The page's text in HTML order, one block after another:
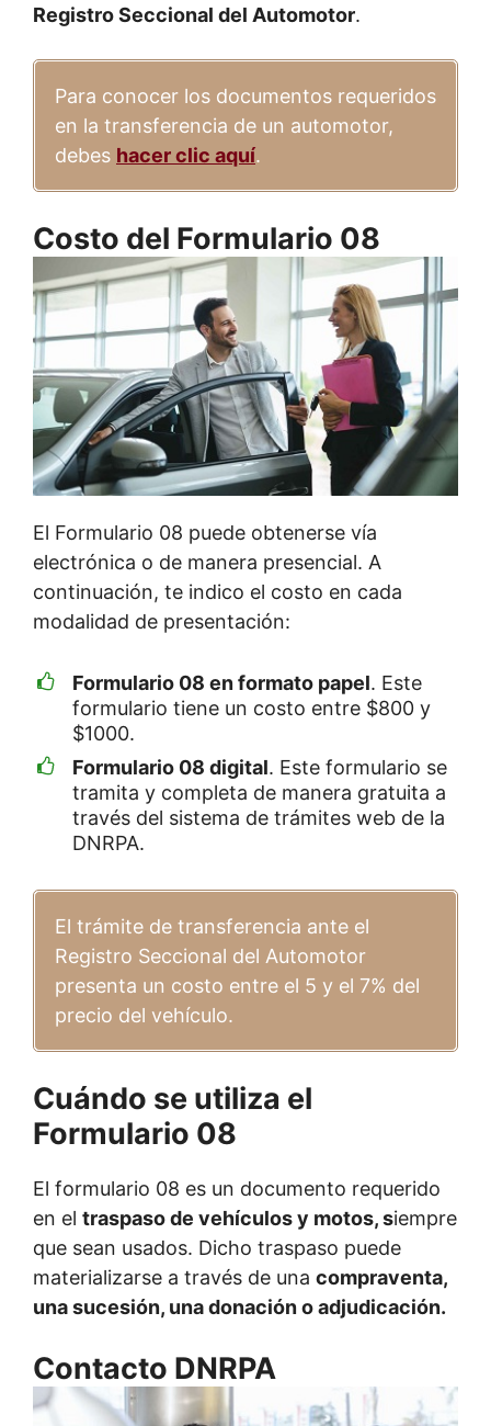
Registro Seccional del Automotor.
Para conocer los documentos requeridos
en la transferencia de un automotor,
debes hacer clic aquí.
Costo del Formulario 08
El Formulario 08 puede obtenerse vía
electrónica o de manera presencial. A
continuación, te indico el costo en cada
modalidad de presentación:
Formulario 08 en formato papel. Este
formulario tiene un costo entre $800 y
$1000.
Formulario 08 digital. Este formulario se
tramita y completa de manera gratuita a
través del sistema de trámites web de la
DNRPA.
El trámite de transferencia ante el
Registro Seccional del Automotor
presenta un costo entre el 5 y el 7% del
precio del vehículo.
Cuándo se utiliza el
Formulario 08
El formulario 08 es un documento requerido
en el traspaso de vehículos y motos, siempre
que sean usados. Dicho traspaso puede
materializarse a través de una compraventa,
una sucesión, una donación o adjudicación.
Contacto DNRPA